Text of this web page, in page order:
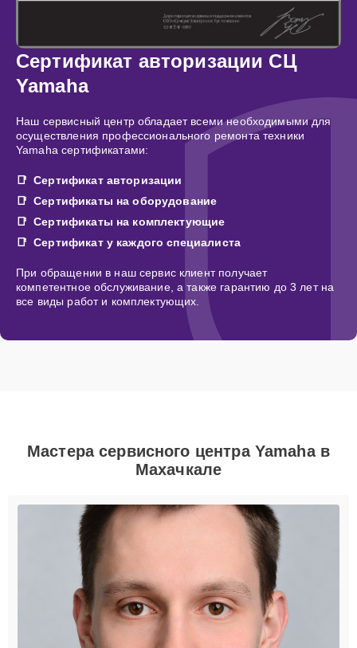
Сертификат авторизации СЦ
Yamaha
Наш сервисный центр обладает всеми необходимыми для
осуществления профессионального ремонта техники
Yamaha сертификатами:
Сертификат авторизации
Сертификаты на оборудование
Сертификаты на комплектующие
Сертификат у каждого специалиста
При обращении в наш сервис клиент получает
компетентное обслуживание, а также гарантию до 3 лет на
все виды работ и комплектующих.
Мастера сервисного центра Yamaha в
Махачкале